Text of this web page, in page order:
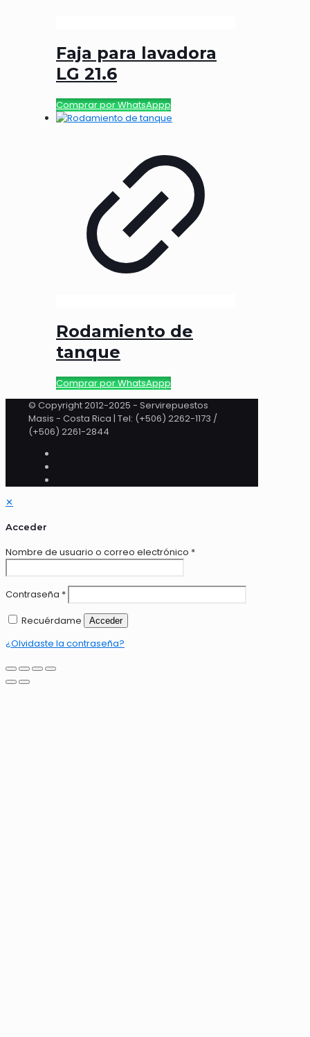
Faja para lavadora
LG 21.6
Comprar por WhatsAppp
Rodamiento de
tanque
Comprar por WhatsAppp
© Copyright 2012-2025 - Servirepuestos
Masis - Costa Rica | Tel: (+506) 2262-1173 /
(+506) 2261-2844
✕
Acceder
Nombre de usuario o correo electrónico *
Contraseña *
Recuérdame
Acceder
¿Olvidaste la contraseña?